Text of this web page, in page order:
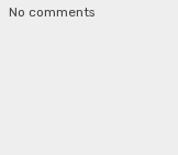
No comments